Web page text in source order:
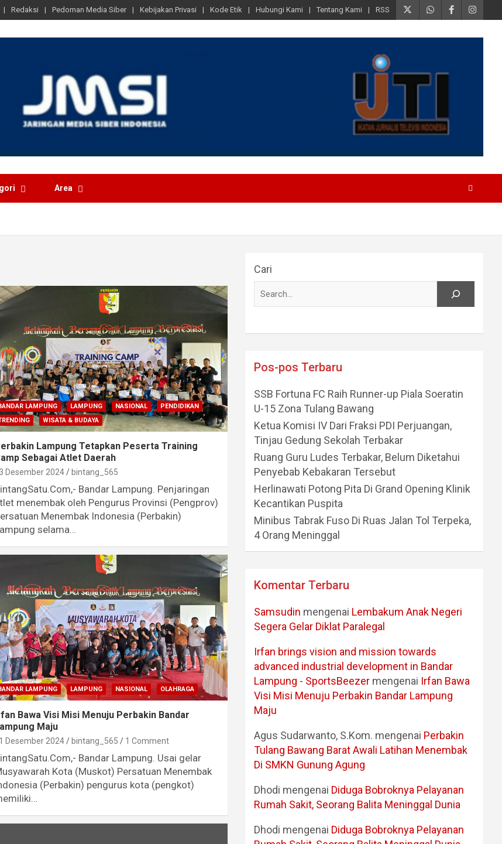
Redaksi Pedoman Media Siber Kebijakan Privasi Kode Etik Hubungi Kami Tentang Kami RSS
Area
LAMPUNG LAMPUNG NASIONAL
PENDIDIKAN
WISATA & BUDAYA
Lampung Tetapkan Peserta Training
Sebagai Atlet Daerah
Desember 2024 bintang_565
Bandar Lampung. Penjaringan
menembak oleh Pengurus Provinsi (Pengprov)
Menembak Indonesia (Perbakin)
selama…
LAMPUNG LAMPUNG NASIONAL OLAHRAGA
Bawa Visi Misi Menuju Perbakin Bandar
Maju
Desember 2024 bintang_565 1 Comment
Bandar Lampung. Usai gelar
Kota (Muskot) Persatuan Menembak
(Perbakin) pengurus kota (pengkot)
Cari
Pos-pos Terbaru
SSB Fortuna FC Raih Runner-up Piala Soeratin
U-15 Zona Tulang Bawang
Ketua Komisi IV Dari Fraksi PDI Perjuangan,
Tinjau Gedung Sekolah Terbakar
Ruang Guru Ludes Terbakar, Belum Diketahui
Penyebab Kebakaran Tersebut
Herlinawati Potong Pita Di Grand Opening Klinik
Kecantikan Puspita
Minibus Tabrak Fuso Di Ruas Jalan Tol Terpeka,
4 Orang Meninggal
Komentar Terbaru
Samsudin mengenai Lembakum Anak Negeri
Segera Gelar Diklat Paralegal
Irfan brings vision and mission towards
advanced industrial development in Bandar
Lampung - SportsBeezer mengenai Irfan Bawa
Visi Misi Menuju Perbakin Bandar Lampung
Maju
Agus Sudarwanto, S.Kom. mengenai Perbakin
Tulang Bawang Barat Awali Latihan Menembak
Di SMKN Gunung Agung
Dhodi mengenai Diduga Bobroknya Pelayanan
Rumah Sakit, Seorang Balita Meninggal Dunia
Dhodi mengenai Diduga Bobroknya Pelayanan